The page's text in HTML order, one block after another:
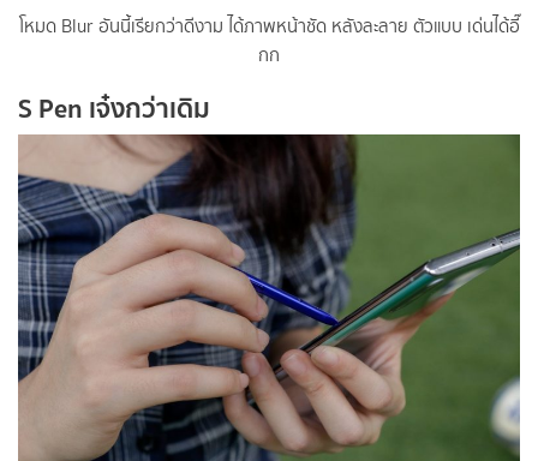
โหมด Blur อันนี้เรียกว่าดีงาม ได้ภาพหน้าชัด หลังละลาย ตัวแบบ เด่นได้อี๊
กก
S Pen เจ๋งกว่าเดิม